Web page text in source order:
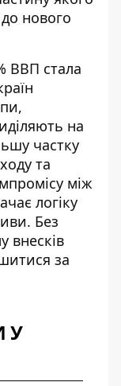
нового
ВВП стала
на
частку
та
між
логіку
Без
внесків
за
У